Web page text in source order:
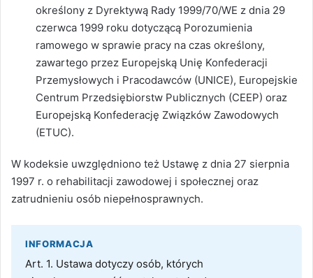
określony z Dyrektywą Rady 1999/70/WE z dnia 29
czerwca 1999 roku dotyczącą Porozumienia
ramowego w sprawie pracy na czas określony,
zawartego przez Europejską Unię Konfederacji
Przemysłowych i Pracodawców (UNICE), Europejskie
Centrum Przedsiębiorstw Publicznych (CEEP) oraz
Europejską Konfederację Związków Zawodowych
(ETUC).
W kodeksie uwzględniono też Ustawę z dnia 27 sierpnia
1997 r. o rehabilitacji zawodowej i społecznej oraz
zatrudnieniu osób niepełnosprawnych.
INFORMACJA
Art. 1. Ustawa dotyczy osób, których